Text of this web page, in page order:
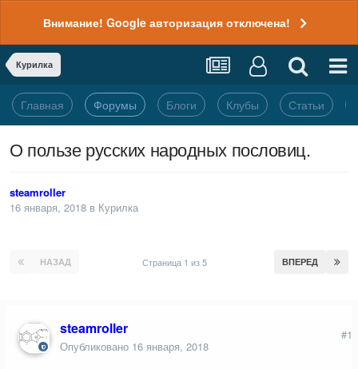
Внимание! Google авторизация отключена!
Курилка
Главная Форумы Блоги Клубы Статьи
О пользе русских народных пословиц.
steamroller
16 января, 2018 в Курилка
НАЗАД ВПЕРЕД
Страница 1 из 5
steamroller
Опубликовано 16 января, 2018
#1